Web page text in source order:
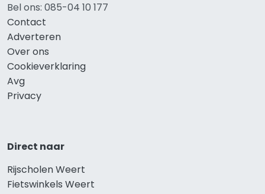
Bel ons: 085-04 10 177
Contact
Adverteren
Over ons
Cookieverklaring
Avg
Privacy
Direct naar
Rijscholen Weert
Fietswinkels Weert